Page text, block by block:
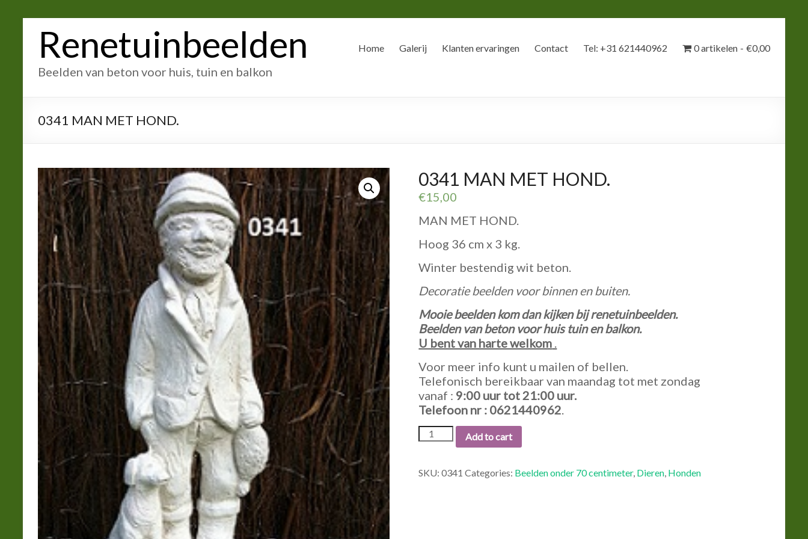
inhoudRenetuinbeelden
Beelden van beton voor huis, tuin en balkon
Home Galerij Klanten ervaringen Contact Tel: +31 621440962 0 artikelen €0,00
0341 MAN MET HOND.
0341 MAN MET HOND.
€15,00
MAN MET HOND.
Hoog 36 cm x 3 kg.
Winter bestendig wit beton.
Decoratie beelden voor binnen en buiten.
Mooie beelden kom dan kijken bij renetuinbeelden.
Beelden van beton voor huis tuin en balkon.
U bent van harte welkom .
Voor meer info kunt u mailen of bellen.
Telefonisch bereikbaar van maandag tot met zondag
vanaf : 9:00 uur tot21:00 uur.
Telefoon nr : 0621440962.
0341
MAN
quantity
Add to cart
SKU:0341 Categories: Beelden onder 70 centimeter, Dieren Honden